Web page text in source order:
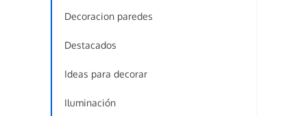
Decoracion paredes
Destacados
Ideas para decorar
Iluminación